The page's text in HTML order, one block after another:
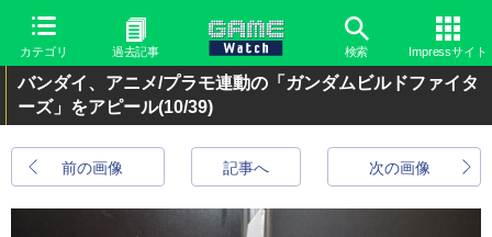
カテゴリ 過去記事 検索 Impressサイト
バンダイ、アニメ/プラモ連動の「ガンダムビルドファイタ
ーズ」をアピール(10/39)
前の画像 次の画像
記事へ